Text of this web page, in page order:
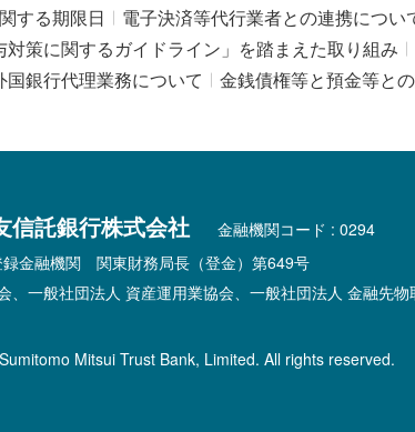
する期限日
電子決済等代行業者との連携につい
策に関するガイドライン」を踏まえた取り組み
銀行代理業務について
金銭債権等と預金等と
信託銀行株式会社
金融機関コード : 0294
録金融機関 関東財務局長（登金）第649号
一般社団法人 資産運用業協会、一般社団法人 金融先物
Mitsui Trust Bank, Limited. All rights reserved.